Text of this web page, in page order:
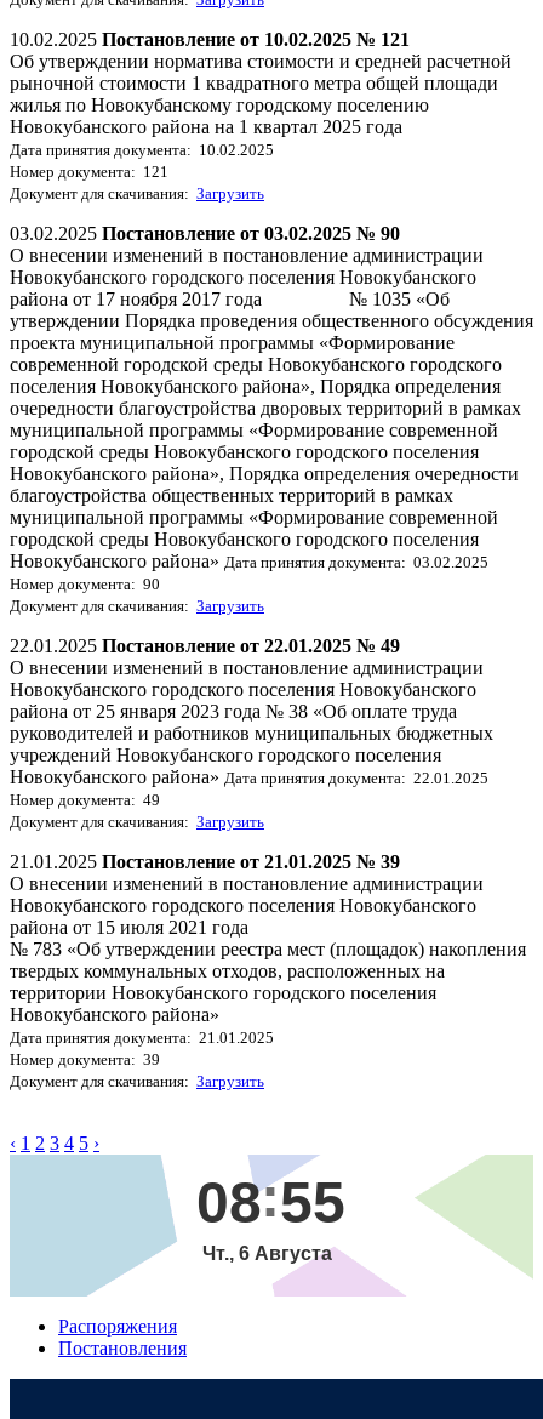
10.02.2025 Постановление от 10.02.2025 № 121
Об утверждении норматива стоимости и средней расчетной
рыночной стоимости 1 квадратного метра общей площади
жилья по Новокубанскому городскому поселению
Новокубанского района на 1 квартал 2025 года
Дата принятия документа: 10.02.2025
Номер документа: 121
Документ для скачивания: Загрузить
03.02.2025 Постановление от 03.02.2025 № 90
О внесении изменений в постановление администрации
Новокубанского городского поселения Новокубанского
района от 17 ноября 2017 года № 1035 «Об
утверждении Порядка проведения общественного обсуждения
проекта муниципальной программы «Формирование
современной городской среды Новокубанского городского
поселения Новокубанского района», Порядка определения
очередности благоустройства дворовых территорий в рамках
муниципальной программы «Формирование современной
городской среды Новокубанского городского поселения
Новокубанского района», Порядка определения очередности
благоустройства общественных территорий в рамках
муниципальной программы «Формирование современной
городской среды Новокубанского городского поселения
Новокубанского района» Дата принятия документа: 03.02.2025
Номер документа: 90
Документ для скачивания: Загрузить
22.01.2025 Постановление от 22.01.2025 № 49
О внесении изменений в постановление администрации
Новокубанского городского поселения Новокубанского
района от 25 января 2023 года № 38 «Об оплате труда
руководителей и работников муниципальных бюджетных
учреждений Новокубанского городского поселения
Новокубанского района» Дата принятия документа: 22.01.2025
Номер документа: 49
Документ для скачивания: Загрузить
21.01.2025 Постановление от 21.01.2025 № 39
О внесении изменений в постановление администрации
Новокубанского городского поселения Новокубанского
района от 15 июля 2021 года
№ 783 «Об утверждении реестра мест (площадок) накопления
твердых коммунальных отходов, расположенных на
территории Новокубанского городского поселения
Новокубанского района»
Дата принятия документа: 21.01.2025
Номер документа: 39
Документ для скачивания: Загрузить
‹ 1 2 3 4 5 ›
08 55
Чт., 6 Августа
Распоряжения
Постановления